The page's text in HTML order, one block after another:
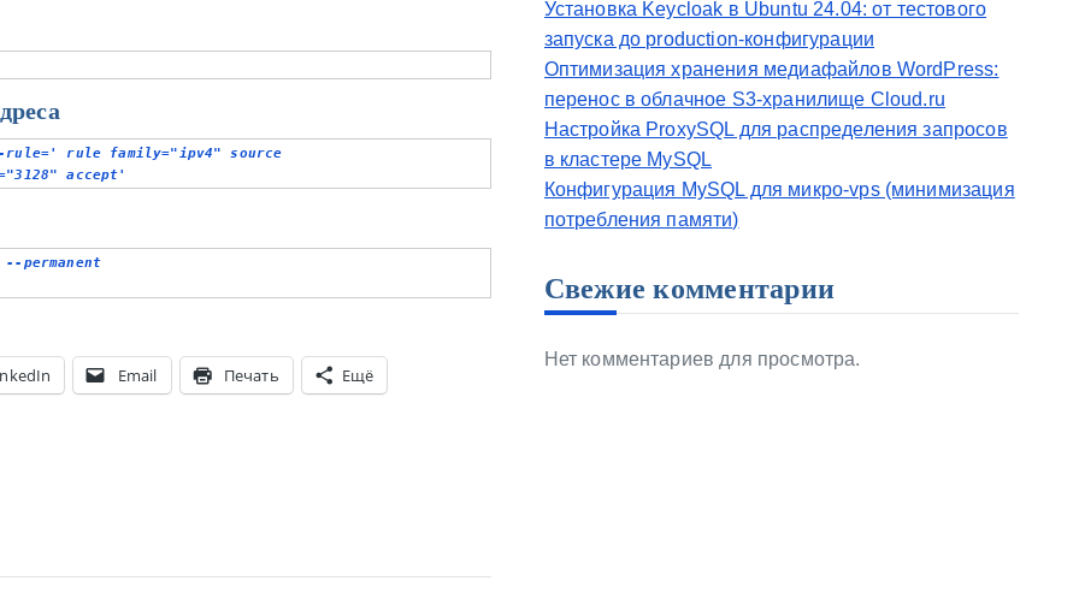
rule=' rule family="ipv4" source
accept'
permanent
Email Печать Ещё
Установка Keycloak в Ubuntu 24.04: от тестового
запуска до production-конфигурации
Оптимизация хранения медиафайлов WordPress:
перенос в облачное S3-хранилище Cloud.ru
Настройка ProxySQL для распределения запросов
в кластере MySQL
Конфигурация MySQL для микро-vps (минимизация
потребления памяти)
Свежие комментарии
Нет комментариев для просмотра.